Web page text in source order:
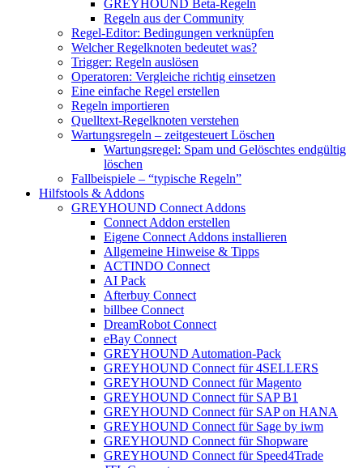
GREYHOUND Beta-Regeln
Regeln aus der Community
Regel-Editor: Bedingungen verknüpfen
Welcher Regelknoten bedeutet was?
Trigger: Regeln auslösen
Operatoren: Vergleiche richtig einsetzen
Eine einfache Regel erstellen
Regeln importieren
Quelltext-Regelknoten verstehen
Wartungsregeln – zeitgesteuert Löschen
Wartungsregel: Spam und Gelöschtes endgültig
löschen
Fallbeispiele – “typische Regeln”
Hilfstools & Addons
GREYHOUND Connect Addons
Connect Addon erstellen
Eigene Connect Addons installieren
Allgemeine Hinweise & Tipps
ACTINDO Connect
AI Pack
Afterbuy Connect
billbee Connect
DreamRobot Connect
eBay Connect
GREYHOUND Automation-Pack
GREYHOUND Connect für 4SELLERS
GREYHOUND Connect für Magento
GREYHOUND Connect für SAP B1
GREYHOUND Connect für SAP on HANA
GREYHOUND Connect für Sage by iwm
GREYHOUND Connect für Shopware
GREYHOUND Connect für Speed4Trade